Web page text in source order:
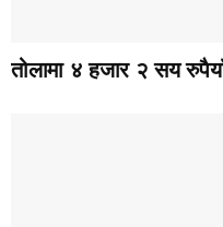
तोलामा ४ हजार २ सय